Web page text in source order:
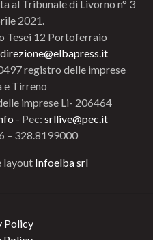
al Tribunale di Livorno n° 3
2021.
Tesei 12 Portoferraio
direzione@elbapress.it
registro delle imprese
e Tirreno
imprese Li- 206464
- Pec: srllive@pec.it
– 328.8199000
layout Infoelba srl
Policy